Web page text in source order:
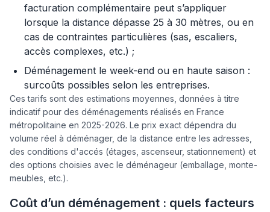
facturation complémentaire peut s’appliquer
lorsque la distance dépasse 25 à 30 mètres, ou en
cas de contraintes particulières (sas, escaliers,
accès complexes, etc.) ;
Déménagement le week-end ou en haute saison :
surcoûts possibles selon les entreprises.
Ces tarifs sont des estimations moyennes, données à titre
indicatif pour des déménagements réalisés en France
métropolitaine en 2025-2026. Le prix exact dépendra du
volume réel à déménager, de la distance entre les adresses,
des conditions d'accés (étages, ascenseur, stationnement) et
des options choisies avec le déménageur (emballage, monte-
meubles, etc.).
Coût d’un déménagement : quels facteurs